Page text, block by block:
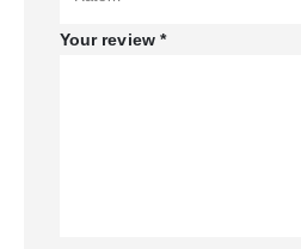
Your review *